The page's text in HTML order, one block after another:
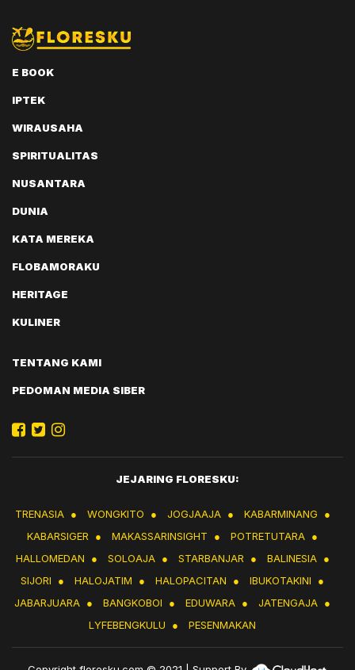
E BOOK
IPTEK
WIRAUSAHA
SPIRITUALITAS
NUSANTARA
DUNIA
KATA MEREKA
FLOBAMORAKU
HERITAGE
KULINER
TENTANG KAMI
PEDOMAN MEDIA SIBER
JEJARING FLORESKU:
TRENASIA ● WONGKITO ● JOGJAAJA ● KABARMINANG
●
KABARSIGER ● MAKASSARINSIGHT ● POTRETUTARA ●
HALLOMEDAN
● SOLOAJA ● STARBANJAR ● BALINESIA ●
SIJORI
● HALOJATIM ● HALOPACITAN ● IBUKOTAKINI
●
JABARJUARA ● BANGKOBOI ● EDUWARA ● JATENGAJA ●
LYFEBENGKULU
● PESENMAKAN